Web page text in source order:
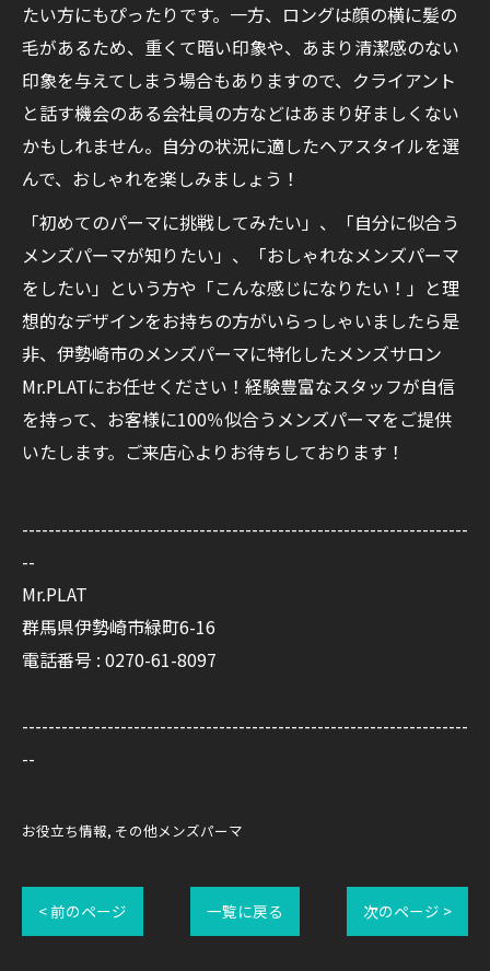
たい方にもぴったりです。一方、ロングは顔の横に髪の
毛があるため、重くて暗い印象や、あまり清潔感のない
印象を与えてしまう場合もありますので、クライアント
と話す機会のある会社員の方などはあまり好ましくない
かもしれません。自分の状況に適したヘアスタイルを選
んで、おしゃれを楽しみましょう！
「初めてのパーマに挑戦してみたい」、「自分に似合う
メンズパーマが知りたい」、「おしゃれなメンズパーマ
をしたい」という方や「こんな感じになりたい！」と理
想的なデザインをお持ちの方がいらっしゃいましたら是
非、伊勢崎市のメンズパーマに特化したメンズサロン
Mr.PLATにお任せください！経験豊富なスタッフが自信
を持って、お客様に100％似合うメンズパーマをご提供
いたします。ご来店心よりお待ちしております！
--------------------------------------------------------------------
--
Mr.PLAT
群馬県伊勢崎市緑町6-16
電話番号 : 0270-61-8097
--------------------------------------------------------------------
--
お役立ち情報 その他メンズパーマ
< 前のページ 一覧に戻る 次のページ >